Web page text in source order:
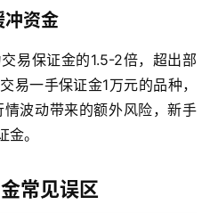
冲资金
易保证金的1.5-2倍，超出部
易一手保证金1万元的品种，
波动带来的额外风险，新手
。
常见误区